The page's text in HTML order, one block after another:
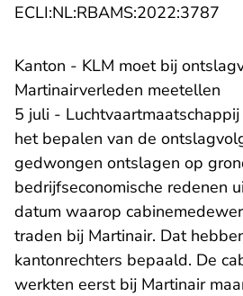
ECLI:NL:RBAMS:2022:3787
Kanton - KLM moet bij
Martinairverleden meetellen
5 juli -
het bepalen van de
gedwongen ontslagen op
bedrijfseconomische redenen
datum waarop
traden bij Martinair. Dat
kantonrechters bepaald. De
werkten eerst bij Martinair